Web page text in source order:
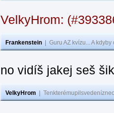
VelkyHrom:
Frankenstein Guru AZ kvízu... A
no vidíš jakej seš
VelkyHrom